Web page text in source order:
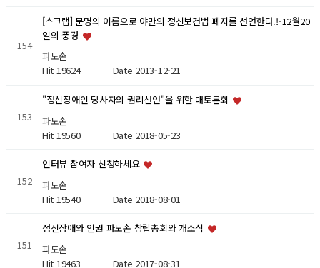
154
[스크랩] 문명의 이름으로 야만의 정신보건법 폐지를 선언한다.!-12월20
일의 풍경
파도손
Hit 19624 Date 2013-12-21
153
"정신장애인 당사자의 권리선언"을 위한 대토론회
파도손
Hit 19560 Date 2018-05-23
152
인터뷰 참여자 신청하세요
파도손
Hit 19540 Date 2018-08-01
151
정신장애와 인권 파도손 창립총회와 개소식
파도손
Hit 19463 Date 2017-08-31